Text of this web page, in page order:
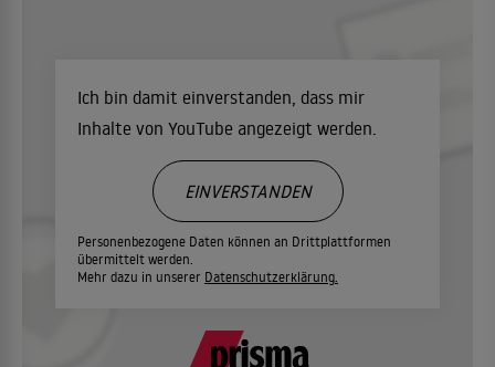
Ich bin damit einverstanden, dass mir
Inhalte von YouTube angezeigt werden.
Personenbezogene Daten können an Drittplattformen
übermittelt werden.
Mehr dazu in unserer Datenschutzerklärung.
EINVERSTANDEN